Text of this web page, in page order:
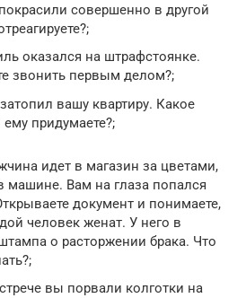
совершенно в другой
оказался на штрафстоянке.
звонить первым делом?;
вашу квартиру. Какое
придумаете?;
идет в магазин за цветами,
машине. Вам на глаза попался
документ и понимаете,
человек женат. У него в
о расторжении брака. Что
вы порвали колготки на